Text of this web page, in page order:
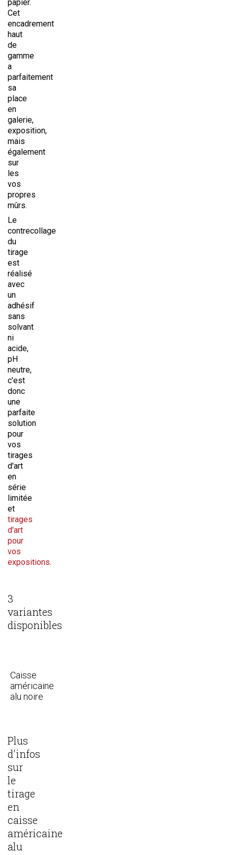
papier.
Cet
encadrement
haut
de
gamme
a
parfaitement
sa
place
en
galerie,
exposition,
mais
également
sur
les
vos
propres
mûrs.
Le
contrecollage
du
tirage
est
réalisé
avec
un
adhésif
sans
solvant
ni
acide,
pH
neutre,
c'est
donc
une
parfaite
solution
pour
vos
tirages
d'art
en
série
limitée
et
tirages
d'art
pour
vos
expositions.
3
variantes
disponibles
Caisse
américaine
alu noire
Plus
d'infos
sur
le
tirage
en
caisse
américaine
alu